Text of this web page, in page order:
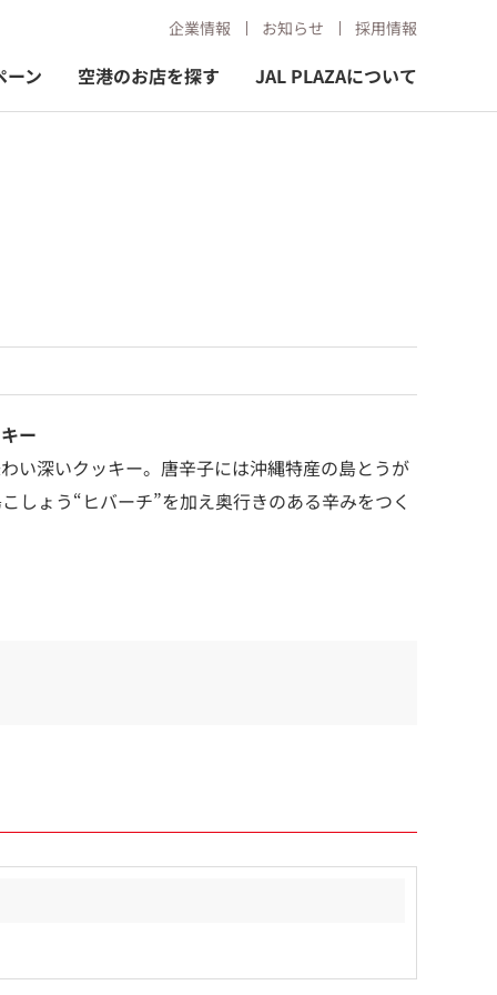
ーン 空港のお店を探す JAL PLAZAについて
企業情報 お知らせ 採用情報
ー
い深いクッキー。唐辛子には沖縄特産の島とうが
しょう“ヒバーチ”を加え奥行きのある辛みをつく